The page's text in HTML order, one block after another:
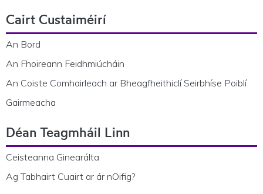
Cairt Custaiméirí
An Bord
An Fhoireann Feidhmiúcháin
An Coiste Comhairleach ar Bheagfheithiclí Seirbhíse Poiblí
Gairmeacha
Déan Teagmháil Linn
Ceisteanna Ginearálta
Ag Tabhairt Cuairt ar ár nOifig?